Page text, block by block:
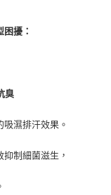
擾：
臭
濕排汗效果。
制細菌滋生，